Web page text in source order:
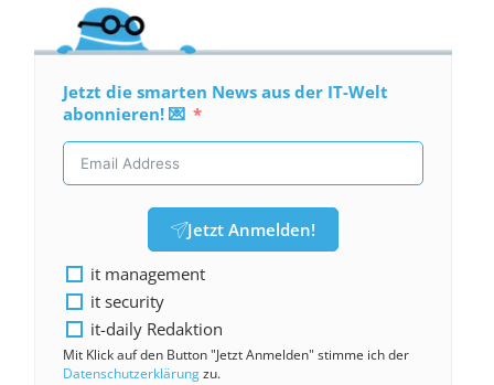
Jetzt die smarten News aus der IT-Welt
abonnieren! 💌
Jetzt Anmelden!
it management
it security
it-daily Redaktion
Mit Klick auf den Button "Jetzt Anmelden" stimme ich der
Datenschutzerklärungzu.